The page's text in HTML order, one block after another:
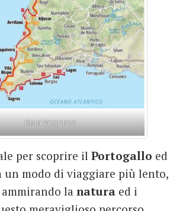
Rota Vicentina
per scoprire il Portogallo ed
un modo di viaggiare più lento,
la natura ed i